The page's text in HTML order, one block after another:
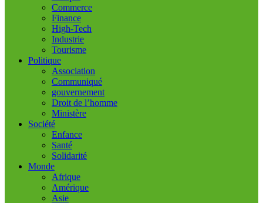
Commerce
Finance
High-Tech
Industrie
Tourisme
Politique
Association
Communiqué
gouvernement
Droit de l’homme
Ministère
Société
Enfance
Santé
Solidarité
Monde
Afrique
Amérique
Asie